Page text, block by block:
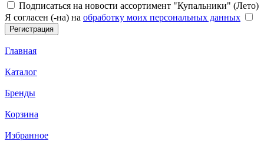
Подписаться на новости ассортимент "Купальники" (Лето)
Я согласен (-на) на обработку моих персональных данных
Главная
Каталог
Бренды
Корзина
Избранное